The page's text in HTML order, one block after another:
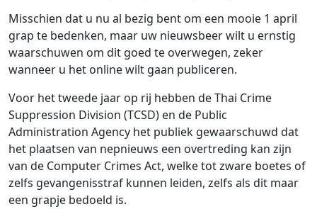
Misschien dat u nu al bezig bent om een mooie 1 april
grap te bedenken, maar uw nieuwsbeer wilt u ernstig
waarschuwen om dit goed te overwegen, zeker
wanneer u het online wilt gaan publiceren.
Voor het tweede jaar op rij hebben de Thai Crime
Suppression Division (TCSD) en de Public
Administration Agency het publiek gewaarschuwd dat
het plaatsen van nepnieuws een overtreding kan zijn
van de Computer Crimes Act, welke tot zware boetes of
zelfs gevangenisstraf kunnen leiden, zelfs als dit maar
een grapje bedoeld is.